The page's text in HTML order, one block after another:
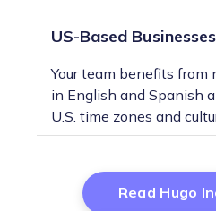
US-Based Businesses
Your team benefits from
in English and Spanish
U.S. time zones and
Read Hugo